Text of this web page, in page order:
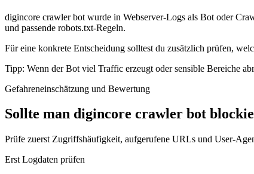
digincore crawler bot wurde in Webserver-Logs als Bot oder
und passende robots.txt-Regeln.
Für eine konkrete Entscheidung solltest du zusätzlich prüfen,
Tipp: Wenn der Bot viel Traffic erzeugt oder sensible Bereiche
Gefahreneinschätzung und Bewertung
Sollte man digincore crawler bot
Prüfe zuerst Zugriffshäufigkeit, aufgerufene URLs und User-
Erst Logdaten prüfen